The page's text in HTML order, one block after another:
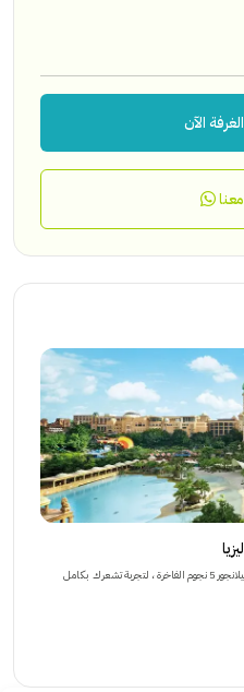
الآن
فندق وسبا صن واي ريزورت واحد من افضل فنادق سيلانجور 5 نجوم الفاخرة ، لتجربة تشعرك بكامل